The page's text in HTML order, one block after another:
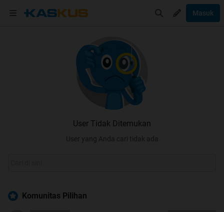
Masuk
User Tidak Ditemukan
User yang Anda cari tidak ada
Komunitas Pilihan